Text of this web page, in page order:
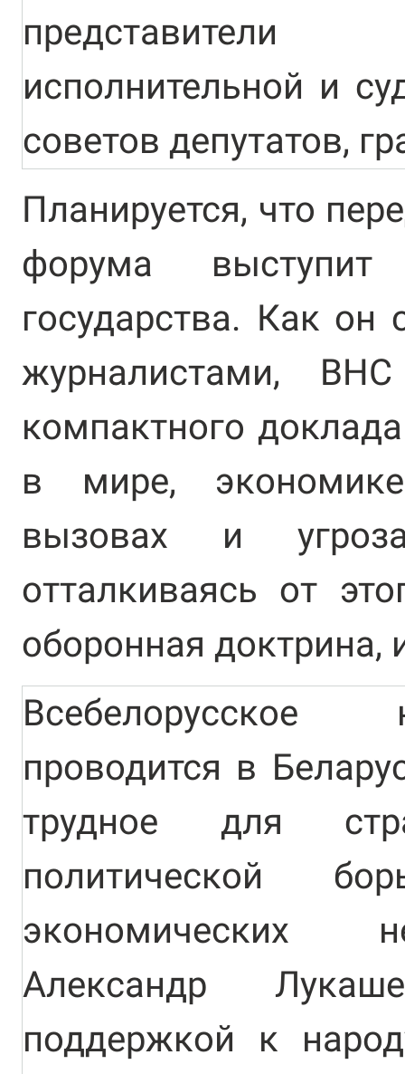
представители
исполнительной и
советов депутатов,
Планируется, что
форума выступит
государства. Как
журналистами,
компактного
в мире,
вызовах и
отталкиваясь от
оборонная доктрина,
Всебелорусское
проводится в
трудное для
политической
экономических
Александр
поддержкой к